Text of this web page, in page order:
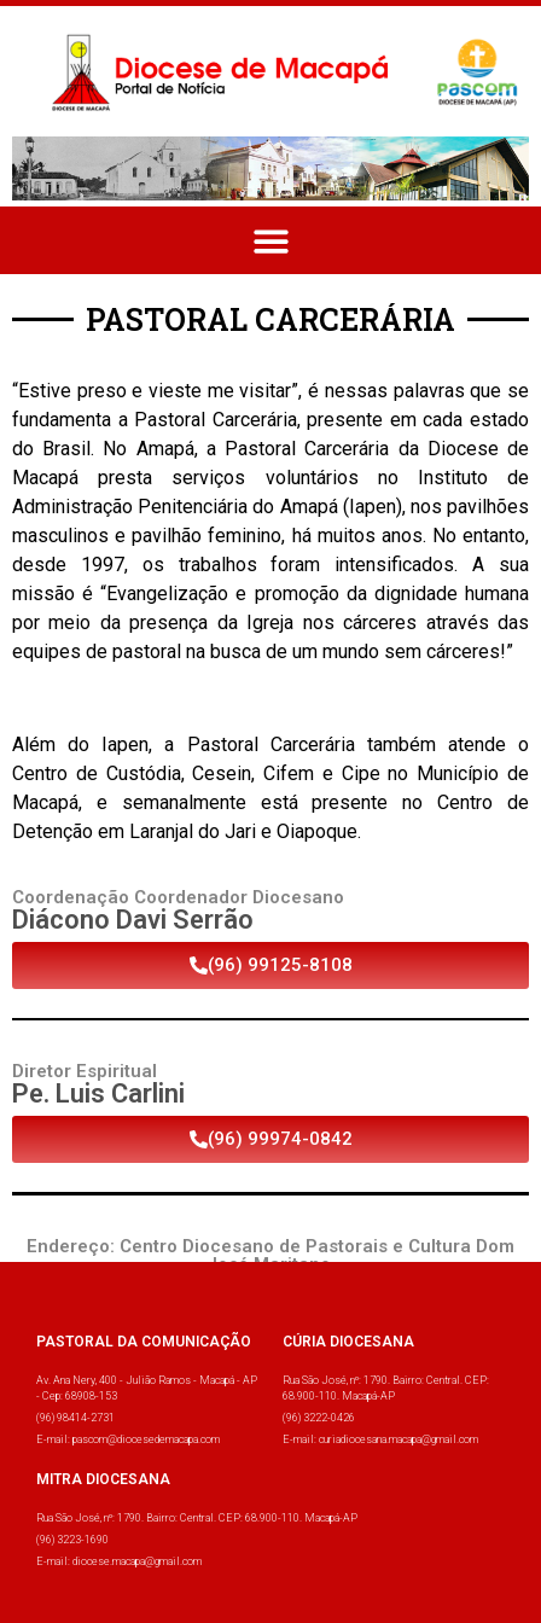
PASTORAL CARCERÁRIA
“Estive preso e vieste me visitar”, é nessas palavras que se
fundamenta a Pastoral Carcerária, presente em cada estado
do Brasil. No Amapá, a Pastoral Carcerária da Diocese de
Macapá presta serviços voluntários no Instituto de
Administração Penitenciária do Amapá (Iapen), nos pavilhões
masculinos e pavilhão feminino, há muitos anos. No entanto,
desde 1997, os trabalhos foram intensificados. A sua
missão é “Evangelização e promoção da dignidade humana
por meio da presença da Igreja nos cárceres através das
equipes de pastoral na busca de um mundo sem cárceres!”
Além do Iapen, a Pastoral Carcerária também atende o
Centro de Custódia, Cesein, Cifem e Cipe no Município de
Macapá, e semanalmente está presente no Centro de
Detenção em Laranjal do Jari e Oiapoque.
Coordenação Coordenador Diocesano
Diácono Davi Serrão
(96) 99125-8108
Diretor Espiritual
Pe. Luis Carlini
(96) 99974-0842
Endereço: Centro Diocesano de Pastorais e Cultura Dom
José Maritano.
PASTORAL DA COMUNICAÇÃO
Av. Ana Nery, 400 - Julião Ramos - Macapá - AP
- Cep: 68908-153
(96) 98414-2731
E-mail: pascom@diocesedemacapa.com
CÚRIA DIOCESANA
Rua São José, nº: 1790. Bairro: Central. CEP:
68.900-110. Macapá-AP
(96) 3222-0426
E-mail: curiadiocesana.macapa@gmail.com
MITRA DIOCESANA
Rua São José, nº: 1790. Bairro: Central. CEP: 68.900-110. Macapá-AP
(96) 3223-1690
E-mail: diocese.macapa@gmail.com